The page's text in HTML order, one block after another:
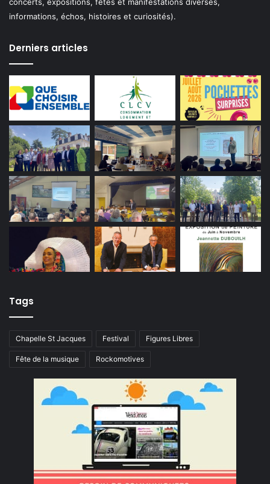
informations, échos, histoires et curiosités).
Derniers articles
Tags
Chapelle St Jacques Festival Figures Libres
Fête de la musique Rockomotives